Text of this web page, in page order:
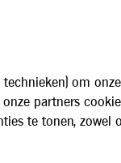
om
onze partners
te tonen, zowel